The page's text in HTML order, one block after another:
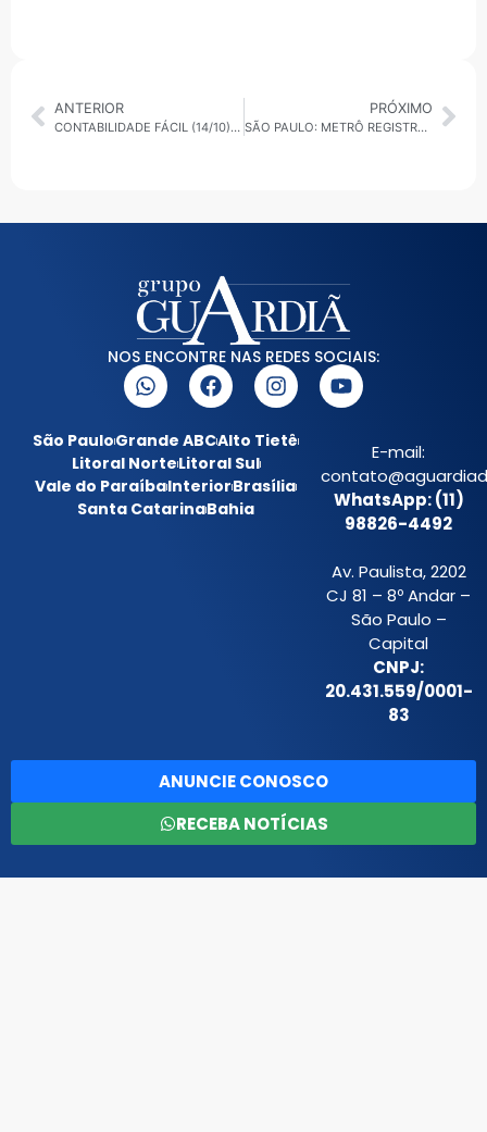
ANTERIOR
CONTABILIDADE FÁCIL (14/10): REFORMA TRIBUTÁRIA MUDA COBRANÇA DE IMPOSTOS NO BRASIL
PRÓXIMO
SÃO PAULO: METRÔ REGISTRA LENTIDÃO NA LINHA 2-VERDE NA MANHÃ DESTA TERÇA (14)
NOS ENCONTRE NAS REDES SOCIAIS:
São PauloGrande ABCAlto Tietê
Litoral NorteLitoral Sul
Vale do ParaíbaInteriorBrasília
Santa CatarinaBahia
E-mail:
WhatsApp: (11)
98826-4492
Av. Paulista, 2202
CJ 81 – 8º Andar –
São Paulo –
Capital
CNPJ:
20.431.559/0001-
83
ANUNCIE CONOSCO
RECEBA NOTÍCIAS